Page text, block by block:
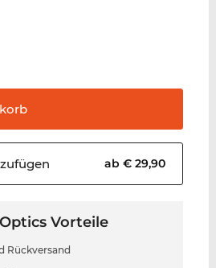
ab € 29,90
Vorteile
Rückversand